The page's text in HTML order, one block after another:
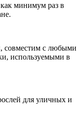
минимум раз в
совместим с любыми
используемыми в
для уличных и